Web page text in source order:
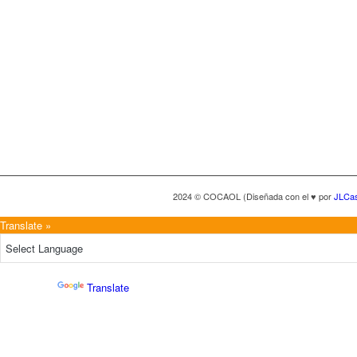
2024 © COCAOL (Diseñada con el ♥ por
Translate »
Translate